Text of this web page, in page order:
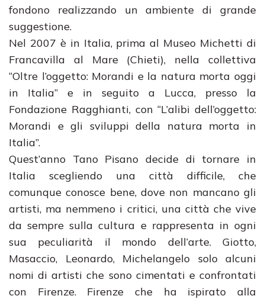
fondono realizzando un ambiente di grande
suggestione.
Nel 2007 è in Italia, prima al Museo Michetti di
Francavilla al Mare (Chieti), nella collettiva
“Oltre l’oggetto: Morandi e la natura morta oggi
in Italia” e in seguito a Lucca, presso la
Fondazione Ragghianti, con “L’alibi dell’oggetto:
Morandi e gli sviluppi della natura morta in
Italia”.
Quest’anno Tano Pisano decide di tornare in
Italia scegliendo una città difficile, che
comunque conosce bene, dove non mancano gli
artisti, ma nemmeno i critici, una città che vive
da sempre sulla cultura e rappresenta in ogni
sua peculiarità il mondo dell’arte. Giotto,
Masaccio, Leonardo, Michelangelo solo alcuni
nomi di artisti che sono cimentati e confrontati
con Firenze. Firenze che ha ispirato alla